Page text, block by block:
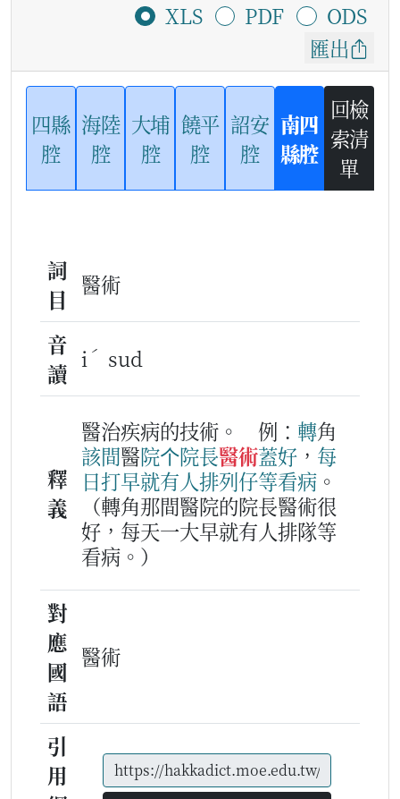
XLS
PDF
ODS
匯出
四縣
腔
海陸
腔
大埔
腔
饒平
腔
詔安
腔
南四
縣腔
回檢
索清
單
詞
目
醫術
音
讀
i ˊ sud
釋
義
醫治疾病的技術。 例： 轉角
該間醫院个院長醫術蓋好 ， 每
日打早就有人排列仔等看病 。
（轉角那間醫院的院長醫術很
好，每天一大早就有人排隊等
看病。）
對
應
國
語
醫術
引
用